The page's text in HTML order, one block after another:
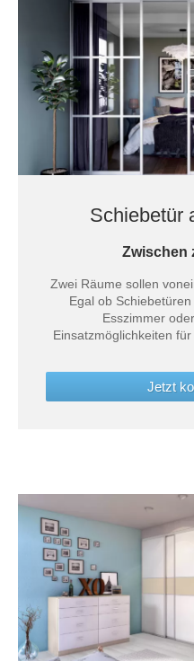
Schiebetür
Zwischen
Zwei Räume sollen
Egal ob
Esszimmer
Einsatzmöglichkeiten
Jetzt
Tische & Bänke
Vitrinen
Wandboards